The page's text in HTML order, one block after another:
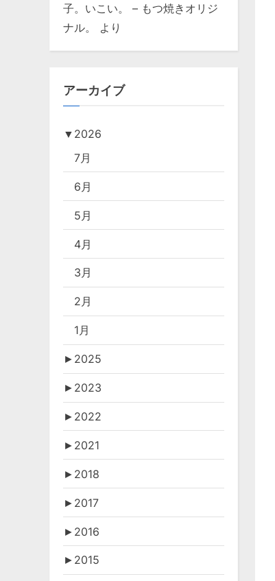
子。いこい。 – もつ焼きオリジ
ナル。
より
アーカイブ
▼ 2026
7月
6月
5月
4月
3月
2月
1月
► 2025
► 2023
► 2022
► 2021
► 2018
► 2017
► 2016
► 2015